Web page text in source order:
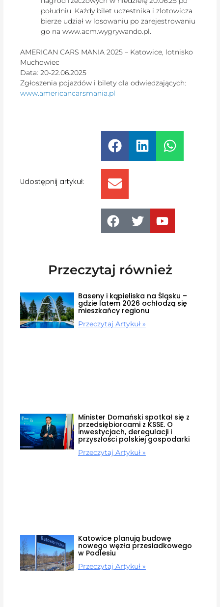
południu. Każdy bilet uczestnika i zlotowicza
bierze udział w losowaniu po zarejestrowaniu
go na www.acm.wygrywando.pl.
AMERICAN CARS MANIA 2025 – Katowice, lotnisko
Muchowiec
Data: 20-22.06.2025
Zgłoszenia pojazdów i bilety dla odwiedzających:
www.americancarsmania.pl
Udostępnij artykuł:
Przeczytaj również
Baseny i kąpieliska na Śląsku –
gdzie latem 2026 ochłodzą się
mieszkańcy regionu
Przeczytaj Artykuł »
Minister Domański spotkał się z
przedsiębiorcami z KSSE. O
inwestycjach, deregulacji i
przyszłości polskiej gospodarki
Przeczytaj Artykuł »
Katowice planują budowę
nowego węzła przesiadkowego
w Podlesiu
Przeczytaj Artykuł »